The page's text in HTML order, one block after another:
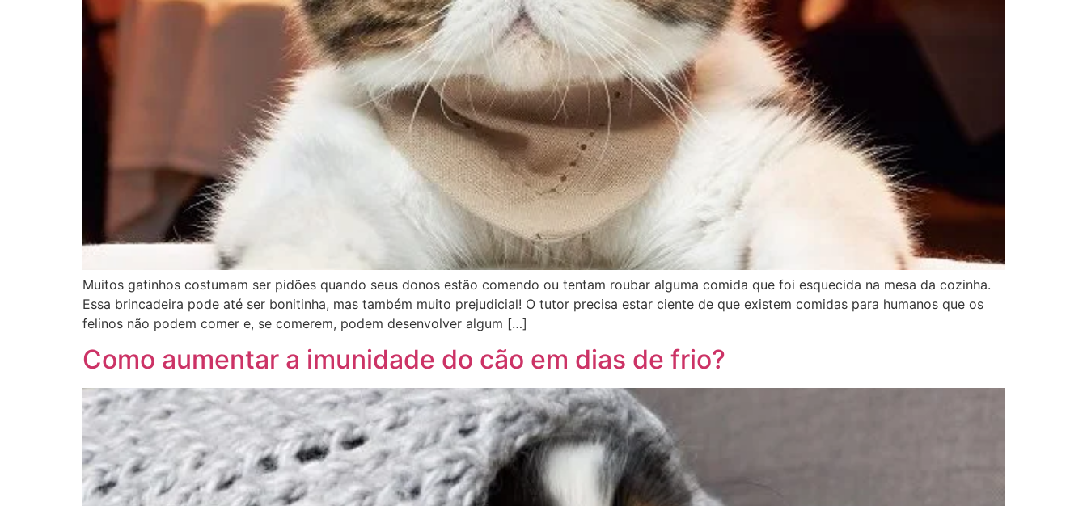
Muitos gatinhos costumam ser pidões quando seus donos estão comendo ou tentam roubar alguma comida que foi esquecida na mesa da cozinha.
Essa brincadeira pode até ser bonitinha, mas também muito prejudicial! O tutor precisa estar ciente de que existem comidas para humanos que os
felinos não podem comer e, se comerem, podem desenvolver algum […]
Como aumentar a imunidade do cão em dias de frio?